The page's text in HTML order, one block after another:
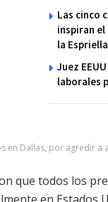
Las cinco
inspiran
la
Juez
laborales
Dallas, por agredir a
que todos los